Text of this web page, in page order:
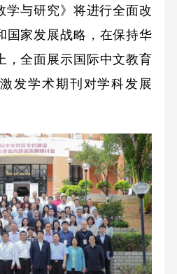
学与研究》将进行全面改
国家发展战略，在保持华
，全面展示国际中文教育
发学术期刊对学科发展